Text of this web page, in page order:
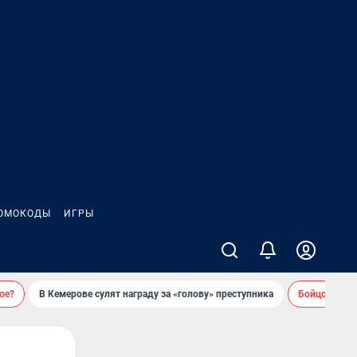
ИГРЫ
В Кемерове сулят награду за «голову» преступника Бойцовский